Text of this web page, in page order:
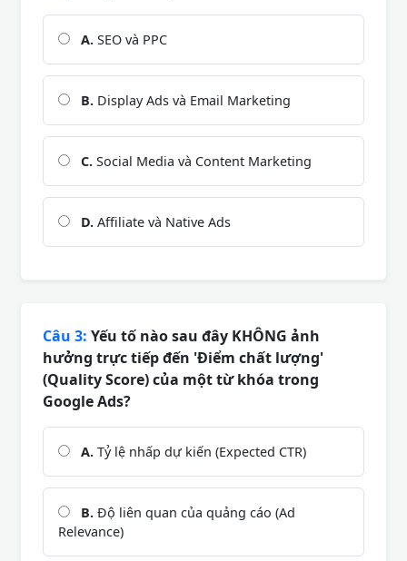
A. SEO và PPC
B. Display Ads và Email Marketing
C. Social Media và Content Marketing
D. Affiliate và Native Ads
Câu 3: Yếu tố nào sau đây KHÔNG ảnh
hưởng trực tiếp đến 'Điểm chất lượng'
(Quality Score) của một từ khóa trong
Google Ads?
A. Tỷ lệ nhấp dự kiến (Expected CTR)
B. Độ liên quan của quảng cáo (Ad
Relevance)